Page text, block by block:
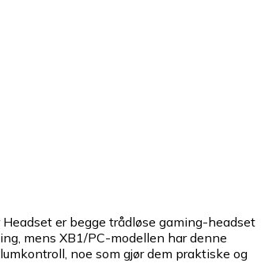
er begge trådløse gaming-headset
mens XB1/PC-modellen har denne
noe som gjør dem praktiske og